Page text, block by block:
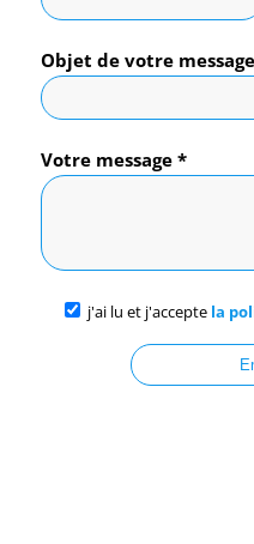
Objet de votre
Votre message *
j'ai lu et j'accepte la